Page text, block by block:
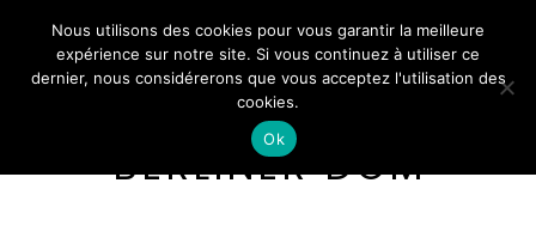
BERLINER DOM
Nous utilisons des cookies pour vous garantir la meilleure
expérience sur notre site. Si vous continuez à utiliser ce
dernier, nous considérerons que vous acceptez l'utilisation des
cookies.
Ok